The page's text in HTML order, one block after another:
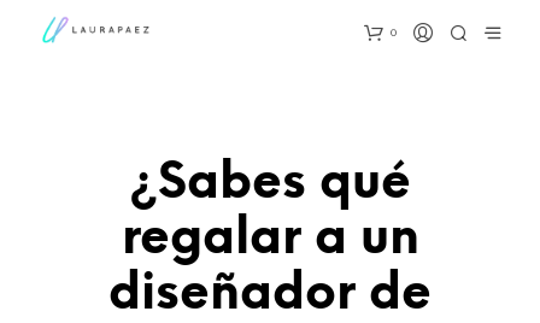
0
¿Sabes qué
regalar a un
diseñador de